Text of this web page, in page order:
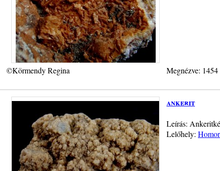
©Körmendy Regina Megnézve:
ankerit
Leírás:
Lelőhely: